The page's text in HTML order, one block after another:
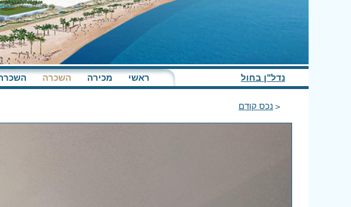
נדל"ן בחול ראשי מכירה השכרה
נכס קודם